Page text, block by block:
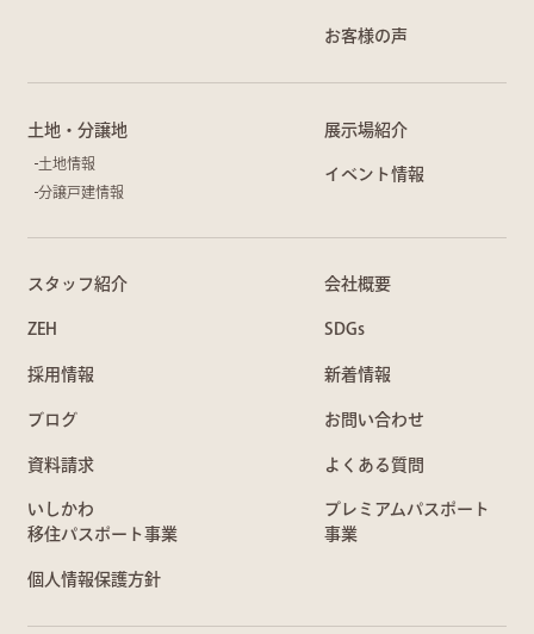
お客様の声
土地・分譲地
土地情報
分譲戸建情報
展示場紹介
イベント情報
スタッフ紹介 会社概要
ZEH SDGs
採用情報 新着情報
ブログ お問い合わせ
資料請求 よくある質問
いしかわ
移住パスポート事業
プレミアムパスポート
事業
個人情報保護方針